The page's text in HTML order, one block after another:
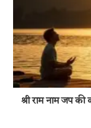
श्री राम नाम जप